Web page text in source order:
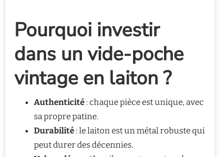
Pourquoi investir
dans un vide-poche
vintage en laiton ?
Authenticité: chaque pièce est unique, avec
sa propre patine.
Durabilité: le laiton est un métal robuste qui
peut durer des décennies.